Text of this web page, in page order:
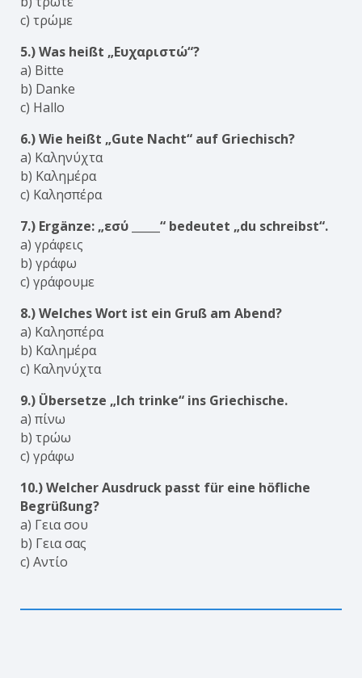
c) τρώμε
5.) Was heißt „Ευχαριστώ“?
a) Bitte
b) Danke
c) Hallo
6.) Wie heißt „Gute Nacht“ auf Griechisch?
a) Καληνύχτα
b) Καλημέρα
c) Καλησπέρα
7.) Ergänze: „εσύ _____“ bedeutet „du schreibst“.
a) γράφεις
b) γράφω
c) γράφουμε
8.) Welches Wort ist ein Gruß am Abend?
a) Καλησπέρα
b) Καλημέρα
c) Καληνύχτα
9.) Übersetze „Ich trinke“ ins Griechische.
a) πίνω
b) τρώω
c) γράφω
10.) Welcher Ausdruck passt für eine höfliche
Begrüßung?
a) Γεια σου
b) Γεια σας
c) Αντίο